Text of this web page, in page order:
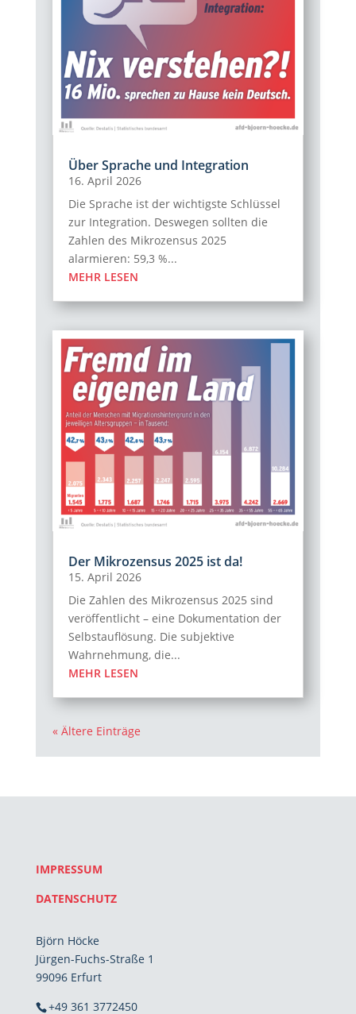
Über Sprache und Integration
16. April 2026
Die Sprache ist der wichtigste Schlüssel
zur Integration. Deswegen sollten die
Zahlen des Mikrozensus 2025
alarmieren: 59,3 %...
MEHR LESEN
Der Mikrozensus 2025 ist da!
15. April 2026
Die Zahlen des Mikrozensus 2025 sind
veröffentlicht – eine Dokumentation der
Selbstauflösung. Die subjektive
Wahrnehmung, die...
MEHR LESEN
« Ältere Einträge
IMPRESSUM
DATENSCHUTZ
Björn Höcke
Jürgen-Fuchs-Straße 1
99096 Erfurt
+49 361 3772450